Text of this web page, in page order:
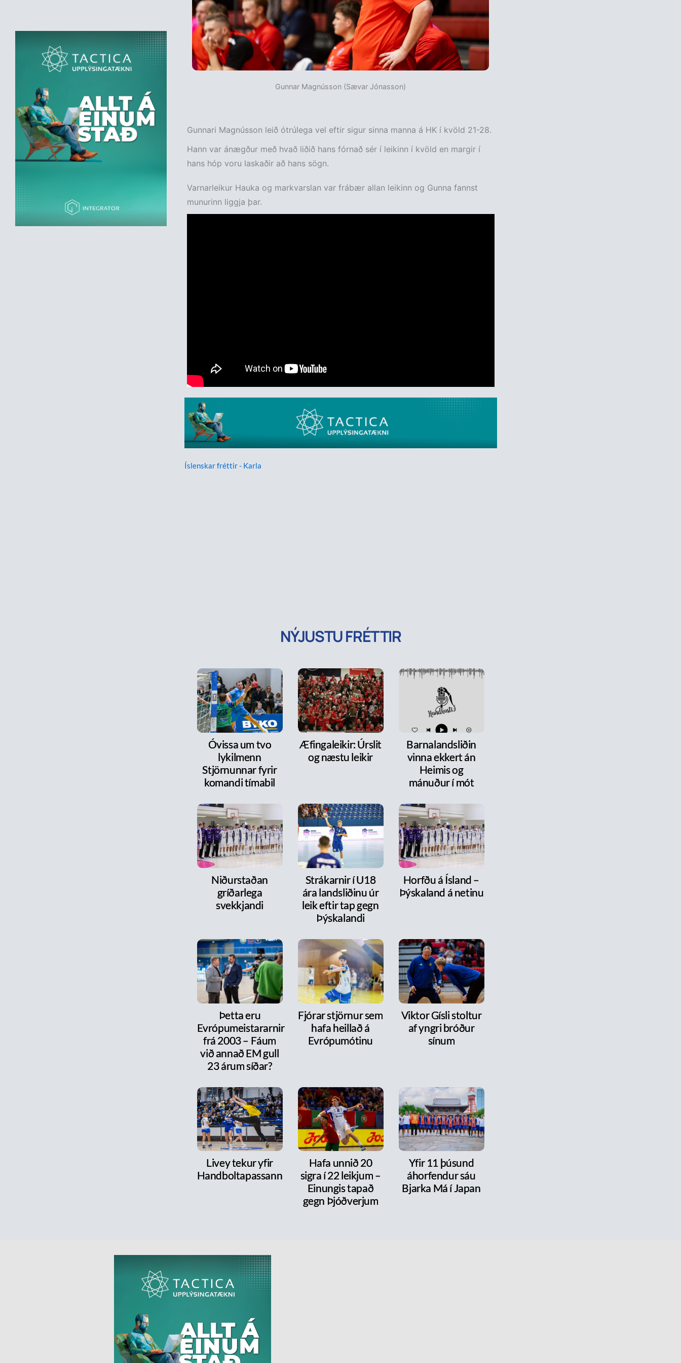
Gunnar Magnússon (Sævar Jónasson)
Gunnari Magnússon leið ótrúlega vel eftir sigur sinna manna á HK í kvöld 21-28.
Hann var ánægður með hvað liðið hans fórnað sér í leikinn í kvöld en margir í
hans hóp voru laskaðir að hans sögn.
Varnarleikur Hauka og markvarslan var frábær allan leikinn og Gunna fannst
munurinn liggja þar.
Íslenskar fréttir - Karla
NÝJUSTU FRÉTTIR
Óvissa um tvo
lykilmenn
Stjörnunnar fyrir
komandi tímabil
Æfingaleikir: Úrslit
og næstu leikir
Barnalandsliðin
vinna ekkert án
Heimis og
mánuður í mót
Niðurstaðan
gríðarlega
svekkjandi
Strákarnir í U18
ára landsliðinu úr
leik eftir tap gegn
Þýskalandi
Horfðu á Ísland –
Þýskaland á netinu
Þetta eru
Evrópumeistararnir
frá 2003 – Fáum
við annað EM gull
23 árum síðar?
Fjórar stjörnur sem
hafa heillað á
Evrópumótinu
Viktor Gísli stoltur
af yngri bróður
sínum
Livey tekur yfir
Handboltapassann
Hafa unnið 20
sigra í 22 leikjum –
Einungis tapað
gegn Þjóðverjum
Yfir 11 þúsund
áhorfendur sáu
Bjarka Má í Japan